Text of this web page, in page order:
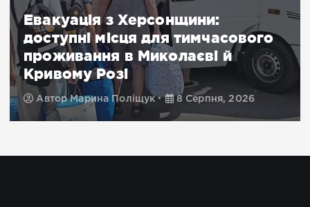
Новини
Посилення дронового
важливе повідомлення для
жителів Херсонщини
АвторМарина Поліщук 8 Серпня, 2026